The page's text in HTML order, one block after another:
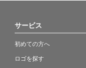
サービス
初めての方へ
ロゴを探す